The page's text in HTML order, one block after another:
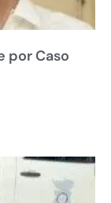
por Caso